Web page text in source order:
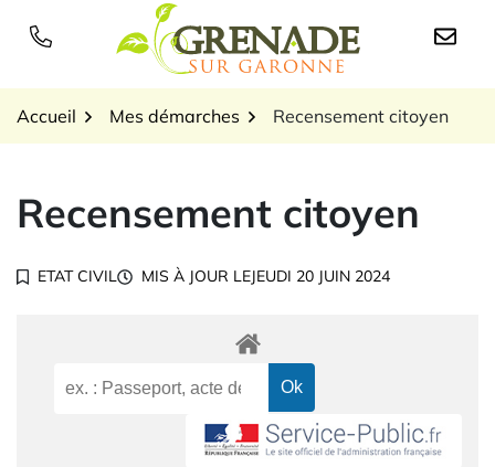
Logo Grenade sur
Accueil Mes démarches Recensement citoyen
Recensement citoyen
ETAT CIVIL MIS À JOUR LEJEUDI 20 JUIN 2024